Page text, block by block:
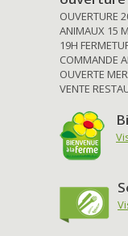
OUVERTURE
ANIMAUX 15
19H
COMMANDE
OUVERTE
VENTE